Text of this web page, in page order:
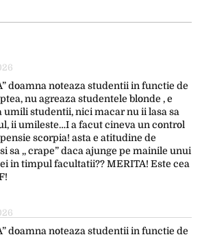
doamna noteaza studentii in functie de
nu agreaza studentele blonde , e
umili studentii, nici macar nu ii lasa sa
ii umileste…I a facut cineva un control
scorpia! asta e atitudine de
sa ,, crape” daca ajunge pe mainile unui
in timpul facultatii?? MERITA! Este cea
doamna noteaza studentii in functie de